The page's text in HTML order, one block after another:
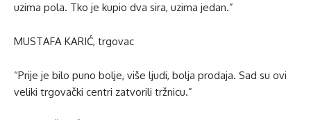
uzima pola. Tko je kupio dva sira, uzima jedan.”
MUSTAFA KARIĆ, trgovac
“Prije je bilo puno bolje, više ljudi, bolja prodaja. Sad su ovi
veliki trgovački centri zatvorili tržnicu.”